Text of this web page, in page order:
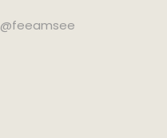
@feeamsee